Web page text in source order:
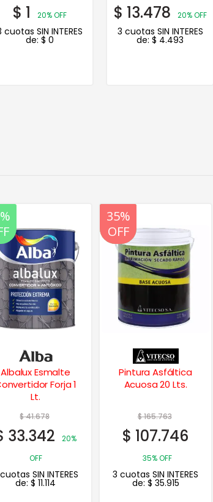
$ 1 20% OFF
cuotas SIN INTERES
de: $ 0
$ 13.478 20% OFF
3 cuotas SIN INTERES
de:$ 4.493
Pintura Asfáltica
Acuosa 20 Lts.
$165.763
$107.746
35% OFF
SIN INTERES
de:$35.915
20%
OFF
Vitrolux Esmalte
Sintetico Negro
$10.616
$8.493
20%
OFF
3 cuotas SIN INTERES
de:$ 2.831